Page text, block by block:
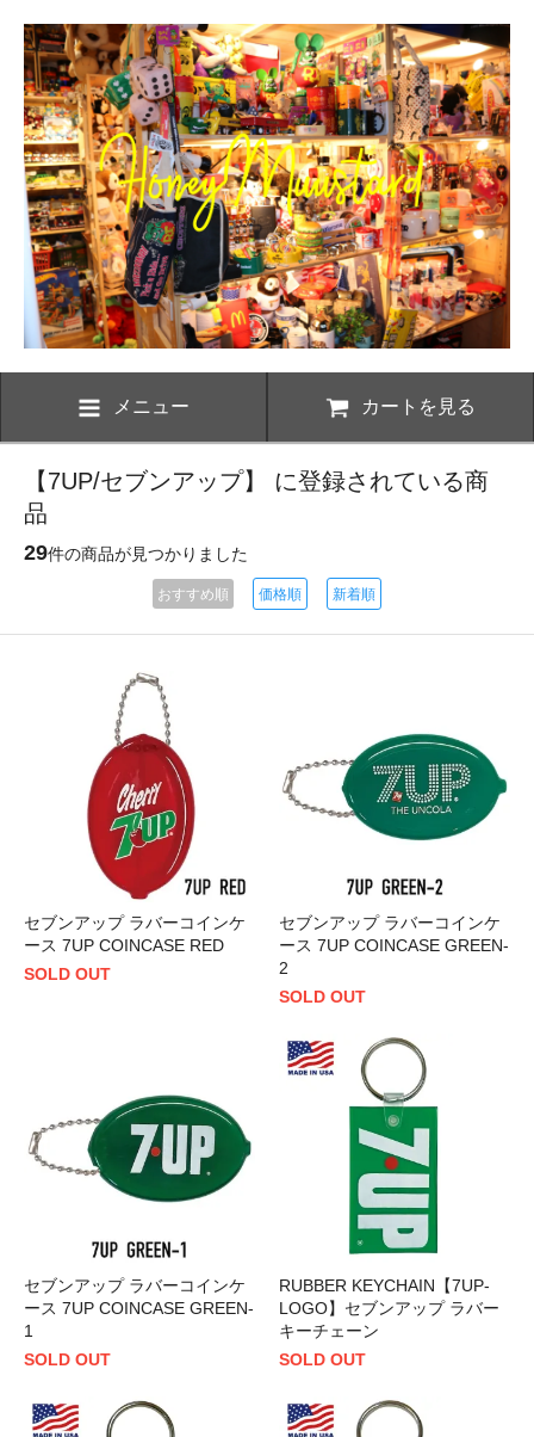
メニュー カートを見る
【7UP/セブンアップ】 に登録されている商
品
29件の商品が見つかりました
おすすめ順 価格順 新着順
セブンアップ ラバーコインケ
ース 7UP COINCASE RED
SOLD OUT
セブンアップ ラバーコインケ
ース 7UP COINCASE GREEN-
2
SOLD OUT
セブンアップ ラバーコインケ
ース 7UP COINCASE GREEN-
1
SOLD OUT
RUBBER KEYCHAIN【7UP-
LOGO】セブンアップ ラバー
キーチェーン
SOLD OUT